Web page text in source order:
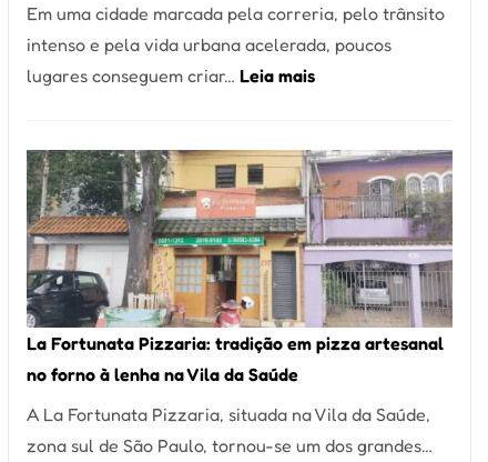
Em uma cidade marcada pela correria, pelo trânsito
intenso e pela vida urbana acelerada, poucos
lugares conseguem criar… Leia mais:
Manga
Se
Tornou
Um
dos
Restaurantes
Mais
de
Pinheiros
La Fortunata Pizzaria: tradição em pizza artesanal
no forno à lenha na Vila da Saúde
A La Fortunata Pizzaria, situada na Vila da Saúde,
zona sul de São Paulo, tornou-se um dos grandes…